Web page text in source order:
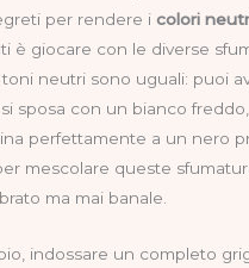
per rendere i colori
è giocare con le diverse
neutri sono uguali: puoi
sposa con un bianco
perfettamente a un nero
mescolare queste
ma mai banale.
indossare un completo